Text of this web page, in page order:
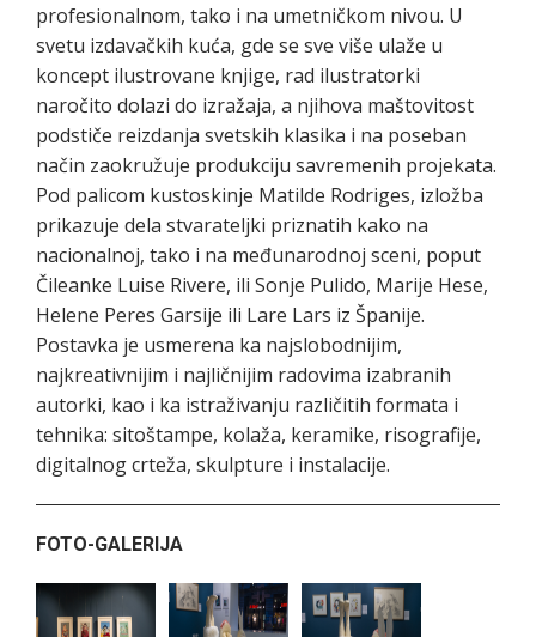
profesionalnom, tako i na umetničkom nivou. U
svetu izdavačkih kuća, gde se sve više ulaže u
koncept ilustrovane knjige, rad ilustratorki
naročito dolazi do izražaja, a njihova maštovitost
podstiče reizdanja svetskih klasika i na poseban
način zaokružuje produkciju savremenih projekata.
Pod palicom kustoskinje Matilde Rodriges, izložba
prikazuje dela stvarateljki priznatih kako na
nacionalnoj, tako i na međunarodnoj sceni, poput
Čileanke Luise Rivere, ili Sonje Pulido, Marije Hese,
Helene Peres Garsije ili Lare Lars iz Španije.
Postavka je usmerena ka najslobodnijim,
najkreativnijim i najličnijim radovima izabranih
autorki, kao i ka istraživanju različitih formata i
tehnika: sitoštampe, kolaža, keramike, risografije,
digitalnog crteža, skulpture i instalacije.
FOTO-GALERIJA